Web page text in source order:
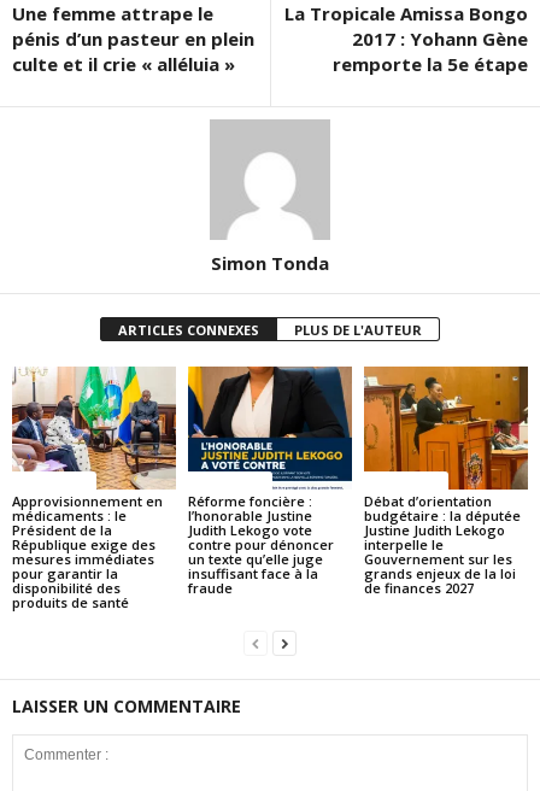
Une femme attrape le
pénis d’un pasteur en plein
culte et il crie « alléluia »
La Tropicale Amissa Bongo
2017 : Yohann Gène
remporte la 5e étape
Simon Tonda
ARTICLES CONNEXES PLUS DE L'AUTEUR
Approvisionnement en
médicaments : le
Président de la
République exige des
mesures immédiates
pour garantir la
disponibilité des
produits de santé
Réforme foncière :
l’honorable Justine
Judith Lekogo vote
contre pour dénoncer
un texte qu’elle juge
insuffisant face à la
fraude
Débat d’orientation
budgétaire : la députée
Justine Judith Lekogo
interpelle le
Gouvernement sur les
grands enjeux de la loi
de finances 2027
LAISSER UN COMMENTAIRE